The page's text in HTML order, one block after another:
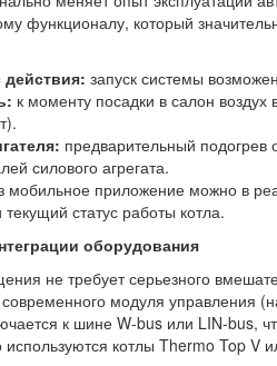
функционалу, который
запуск системы
к моменту посадки в салон воздух
предварительный
силового агрегата.
мобильное приложение можно в
статус работы котла.
оборудования
не требует серьезного
современного модуля
к шине W-bus или LIN-bus,
котлы Thermo Top V